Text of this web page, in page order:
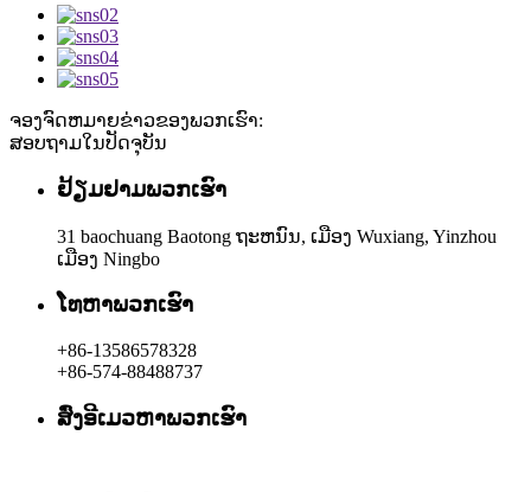
ຈອງຈົດຫມາຍຂ່າວຂອງພວກເຮົາ:
ສອບ​ຖາມ​ໃນ​ປັດ​ຈຸ​ບັນ​
ຢ້ຽມຢາມພວກເຮົາ
31 baochuang Baotong ຖະ​ຫນົນ​, ເມືອງ Wuxiang​, Yinzhou
ເມືອງ Ningbo​
ໂທຫາພວກເຮົາ
+86-13586578328
+86-574-88488737
ສົ່ງອີເມວຫາພວກເຮົາ